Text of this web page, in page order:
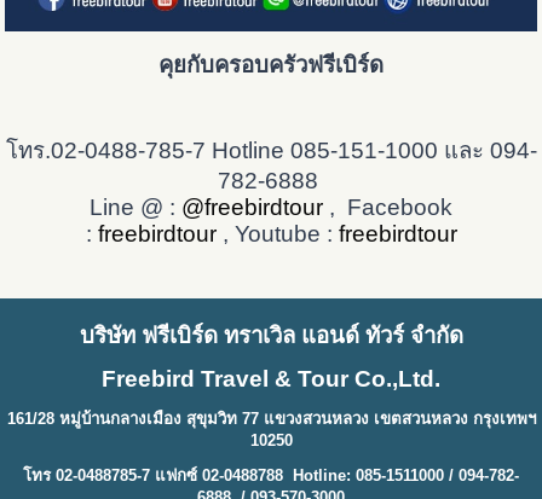
คุยกับครอบครัวฟรีเบิร์ด
โทร.02-0488-785-7 Hotline 085-151-1000 และ 094-
782-6888
Line @ : @freebirdtour , Facebook
: freebirdtour, Youtube : freebirdtour
บริษัท ฟรีเบิร์ด ทราเวิล แอนด์ ทัวร์ จำกัด
Freebird Travel & Tour Co.,Ltd.
161/28 หมู่บ้านกลางเมือง สุขุมวิท 77 แขวงสวนหลวง เขตสวนหลวง กรุงเทพฯ
10250
โทร 02-0488785-7 แฟกซ์ 02-0488788 Hotline: 085-1511000 / 094-782-